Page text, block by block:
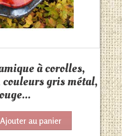
à corolles,
gris métal,
Ajouter au panier